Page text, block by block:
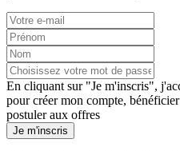
En cliquant sur "Je m'inscris",
pour créer mon compte,
postuler aux offres
Je m'inscris